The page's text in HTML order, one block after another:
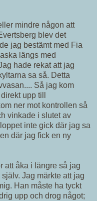
mindre någon att
blev det
jag bestämt med Fia
längs med
hade rekat att jag
sa så. Detta
Så jag kom
upp till
ner mot kontrollen så
vinkade i slutet av
inte gick där jag sa
där jag fick en ny
att åka i längre så jag
Jag märkte att jag
Han måste ha tyckt
upp och drog något;